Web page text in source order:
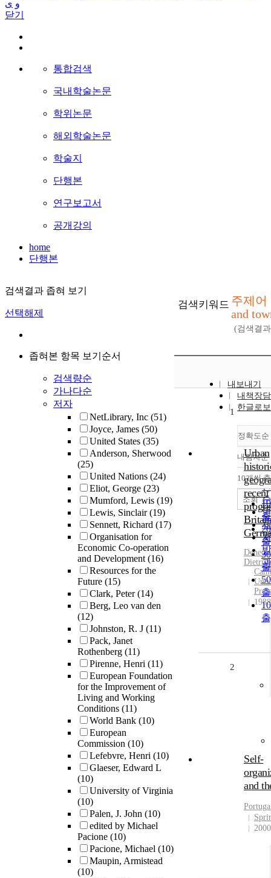
و ی
닫기
통합검색
국내학술논문
학위논문
해외학술논문
학술지
단행본
연구보고서
공개강의
home
단행본
검색결과 좁혀 보기
선택해제
좁혀본 항목 보기순서
검색량순
가나다순
저자
NetLibrary, Inc (51)
Joyce, James (50)
United States (35)
Anderson, Sherwood
(25)
United Nations (24)
Eliot, George (23)
Mumford, Lewis (19)
Lewis, Sinclair(19)
Sennett, Richard (17)
Organisation for
Economic Co-operation
and Development(16)
Resources for the
Future (15)
Clark, Peter(14)
Berg, Leo van den
(12)
Johnston, R. J (11)
Pack, Janet
Rothenberg (11)
Pirenne, Henri (11)
European Foundation
for the Improvement of
Living and Working
Conditions (11)
World Bank (10)
European
Commission (10)
Lefebvre, Henri (10)
Glaeser, Edward L
(10)
University of Virginia
(10)
Palen, J. John (10)
edited by Michael
Pacione (10)
Pacione, Michael (10)
Maupin, Armistead
(10)
검색키워드 주제어
and
(검색결
내보내기
내책장
한글로
정확도순
순
순
내림차순
10개씩
조회
1
Urban
recent
Dietrich
Press
1988
2
Self-
and
2000